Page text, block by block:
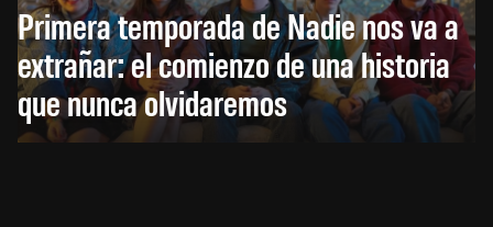
Primera temporada de Nadie nos va a
extrañar: el comienzo de una historia
que nunca olvidaremos